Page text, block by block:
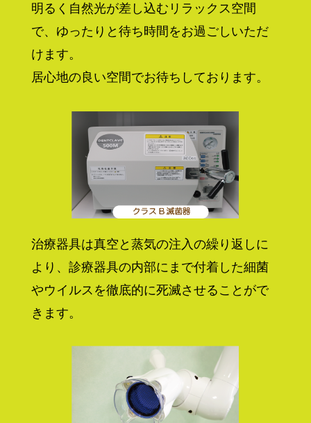
明るく自然光が差し込むリラックス空間
で、ゆったりと待ち時間をお過ごしいただ
けます。
居心地の良い空間でお待ちしております。
治療器具は真空と蒸気の注入の繰り返しに
より、診療器具の内部にまで付着した細菌
やウイルスを徹底的に死滅させることがで
きます。